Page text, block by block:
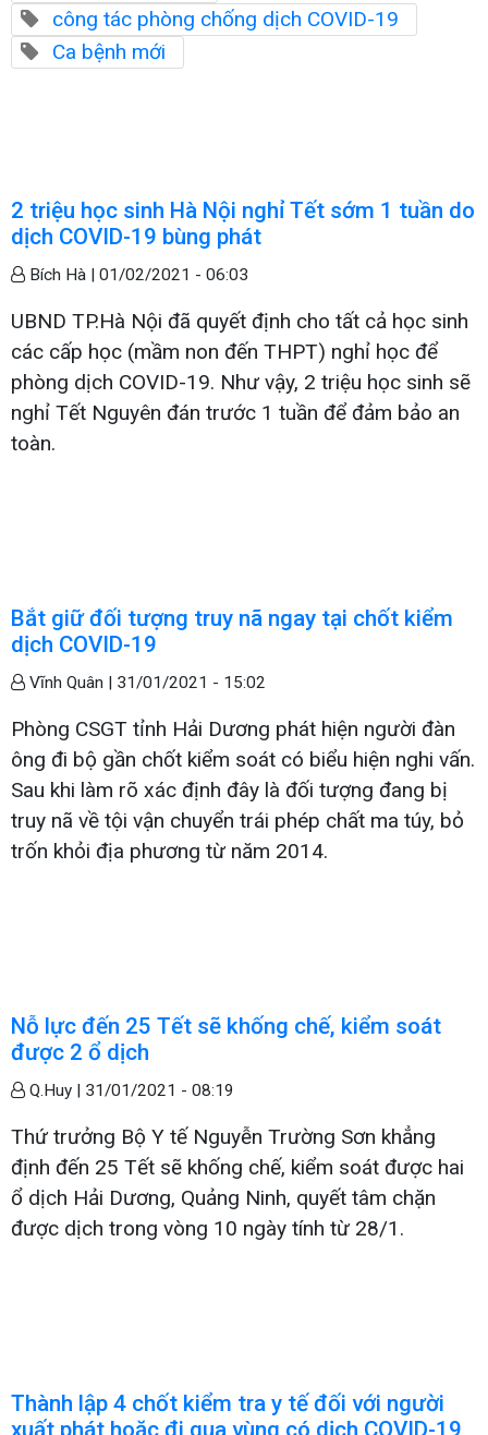
công tác phòng chống dịch COVID-19
Ca bệnh mới
2 triệu học sinh Hà Nội nghỉ Tết sớm 1 tuần do
dịch COVID-19 bùng phát
Bích Hà | 01/02/2021 - 06:03
UBND TP.Hà Nội đã quyết định cho tất cả học sinh
các cấp học (mầm non đến THPT) nghỉ học để
phòng dịch COVID-19. Như vậy, 2 triệu học sinh sẽ
nghỉ Tết Nguyên đán trước 1 tuần để đảm bảo an
toàn.
Bắt giữ đối tượng truy nã ngay tại chốt kiểm
dịch COVID-19
Vĩnh Quân | 31/01/2021 - 15:02
Phòng CSGT tỉnh Hải Dương phát hiện người đàn
ông đi bộ gần chốt kiểm soát có biểu hiện nghi vấn.
Sau khi làm rõ xác định đây là đối tượng đang bị
truy nã về tội vận chuyển trái phép chất ma túy, bỏ
trốn khỏi địa phương từ năm 2014.
Nỗ lực đến 25 Tết sẽ khống chế, kiểm soát
được 2 ổ dịch
Q.Huy | 31/01/2021 - 08:19
Thứ trưởng Bộ Y tế Nguyễn Trường Sơn khẳng
định đến 25 Tết sẽ khống chế, kiểm soát được hai
ổ dịch Hải Dương, Quảng Ninh, quyết tâm chặn
được dịch trong vòng 10 ngày tính từ 28/1.
Thành lập 4 chốt kiểm tra y tế đối với người
xuất phát hoặc đi qua vùng có dịch COVID-19